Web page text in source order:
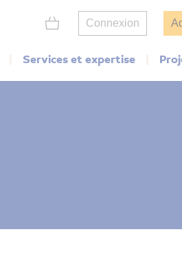
Connexion
Services et expertise